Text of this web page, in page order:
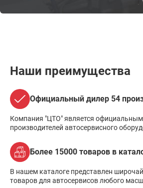
Наши преимущества
Официальный дилер 54
Компания "ЦТО" является
производителей автосервисного
Более 15000 товаров в
В нашем каталоге представлен
товаров для автосервисов любого